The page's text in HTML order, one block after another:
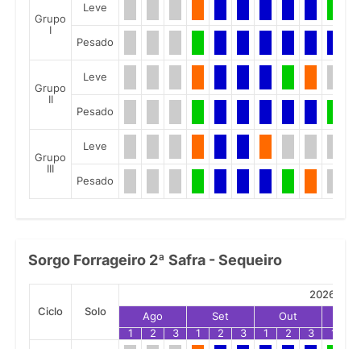
Grupo
I
Leve
Pesado
Grupo
II
Leve
Pesado
Grupo
III
Leve
Pesado
Sorgo Forrageiro 2ª Safra - Sequeiro
Ciclo Solo
2026
Ago
Set Out
1
2 3 1 2 3 1 2 3 1